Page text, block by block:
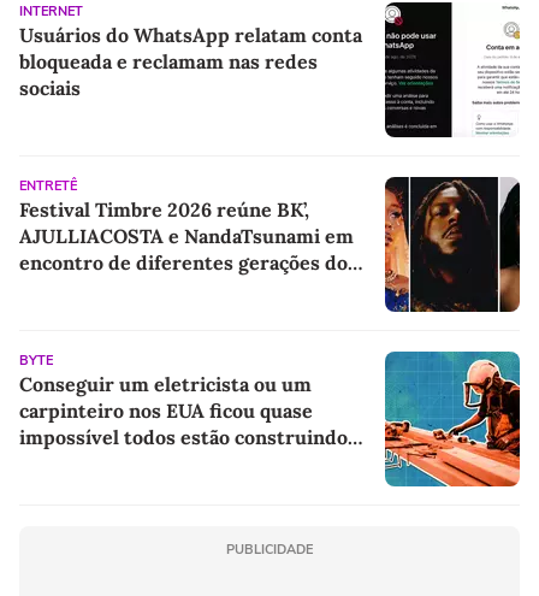
INTERNET
Usuários do WhatsApp relatam conta
bloqueada e reclamam nas redes
sociais
ENTRETÊ
Festival Timbre 2026 reúne BK’,
AJULLIACOSTA e NandaTsunami em
encontro de diferentes gerações do
BYTE
Conseguir um eletricista ou um
carpinteiro nos EUA ficou quase
impossível todos estão construindo
PUBLICIDADE